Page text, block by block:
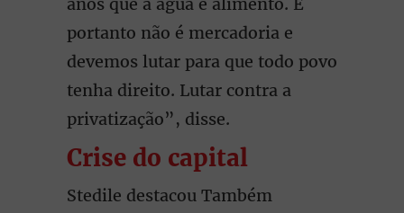
portanto não é mercadoria e
devemos lutar para que todo povo
tenha direito. Lutar contra a
privatização”, disse.
Crise do capital
Stedile destacou Também